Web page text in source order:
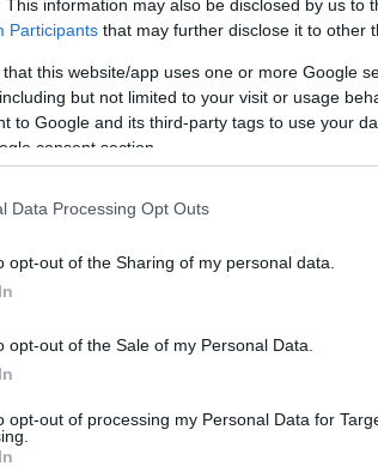
This information may also be disclosed by us to
Participants that may further disclose it to other
that this website/app uses one or more Google
but not limited to your visit or usage
to Google and its third-party tags to use your
consent section.
Data Processing Opt Outs
opt-out of the Sharing of my personal data.
opt-out of the Sale of my Personal Data.
opt-out of processing my Personal Data for
kecskeméti országgyűlési
fillérig
„, és szerinte csak azért
az önkormányzati cégekben
kitartottakra”. Ezért pedig
Hírek részletesen beszámolt – a
fizetett fideszes politikusokat
feladatokat kötetlen
az online